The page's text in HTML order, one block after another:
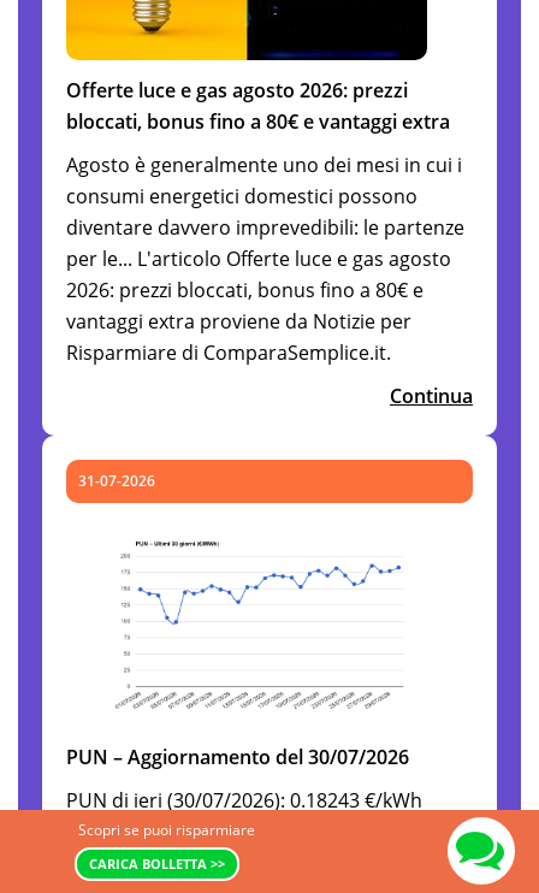
Offerte luce e gas agosto 2026: prezzi
bloccati, bonus fino a 80€ e vantaggi extra
Agosto è generalmente uno dei mesi in cui i
consumi energetici domestici possono
diventare davvero imprevedibili: le partenze
per le... L'articolo Offerte luce e gas agosto
2026: prezzi bloccati, bonus fino a 80€ e
vantaggi extra proviene da Notizie per
Risparmiare di ComparaSemplice.it.
Continua
31-07-2026
PUN – Aggiornamento del 30/07/2026
PUN di ieri (30/07/2026): 0.18243 €/kWh
(182.43 €/MWh) Key points: Δ vs giorno
precedente: +5.30 €/MWh (+0.00530 €/kWh)
Scopri se puoi risparmiare
CARICA BOLLETTA >>